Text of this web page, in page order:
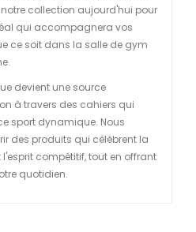
collection aujourd'hui pour
qui accompagnera vos
ce soit dans la salle de gym
devient une source
à travers des cahiers qui
sport dynamique. Nous
des produits qui célèbrent la
compétitif, tout en offrant
quotidien.